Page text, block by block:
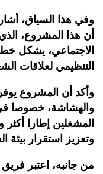
وفي هذا السياق،
أن هذا المشروع،
الاجتماعي، يشكل
التنظيمي لعلاقات
وأكد أن المشروع
والهشاشة، خصوصا في
المشغلين إطارا أكثر
وتعزيز استقرار بيئة
من جانبه، اعتبر